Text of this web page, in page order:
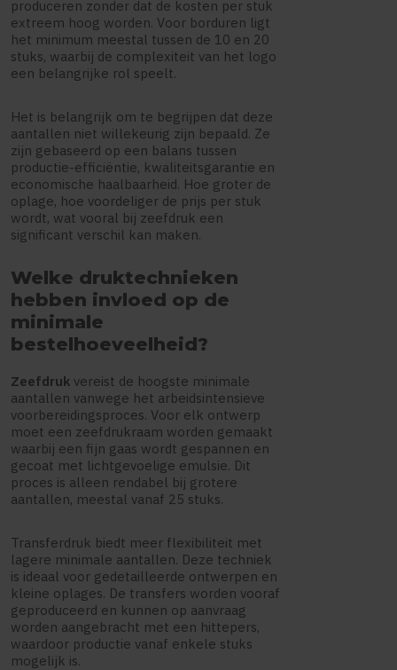
produceren zonder dat de kosten per stuk
extreem hoog worden. Voor borduren ligt
het minimum meestal tussen de 10 en 20
stuks, waarbij de complexiteit van het logo
een belangrijke rol speelt.
Het is belangrijk om te begrijpen dat deze
aantallen niet willekeurig zijn bepaald. Ze
zijn gebaseerd op een balans tussen
productie-efficiëntie, kwaliteitsgarantie en
economische haalbaarheid. Hoe groter de
oplage, hoe voordeliger de prijs per stuk
wordt, wat vooral bij zeefdruk een
significant verschil kan maken.
Welke druktechnieken
hebben invloed op de
minimale
bestelhoeveelheid?
Zeefdruk vereist de hoogste minimale
aantallen vanwege het arbeidsintensieve
voorbereidingsproces. Voor elk ontwerp
moet een zeefdrukraam worden gemaakt
waarbij een fijn gaas wordt gespannen en
gecoat met lichtgevoelige emulsie. Dit
proces is alleen rendabel bij grotere
aantallen, meestal vanaf 25 stuks.
Transferdruk biedt meer flexibiliteit met
lagere minimale aantallen. Deze techniek
is ideaal voor gedetailleerde ontwerpen en
kleine oplages. De transfers worden vooraf
geproduceerd en kunnen op aanvraag
worden aangebracht met een hittepers,
waardoor productie vanaf enkele stuks
mogelijk is.